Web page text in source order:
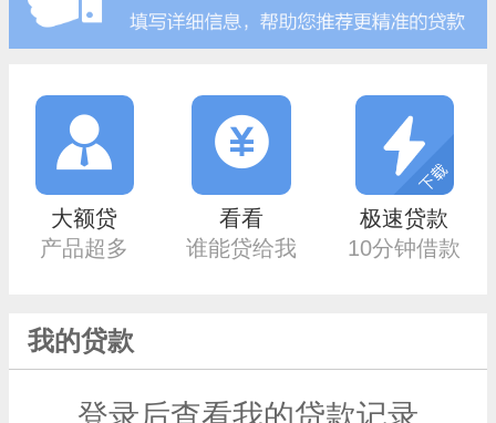
大额贷
产品超多
看看
谁能贷给我
极速贷款
10分钟借款
我的贷款
登录后查看我的贷款记录